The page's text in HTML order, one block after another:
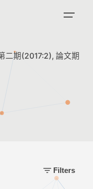
二期(2017:2) 論文期
Filters